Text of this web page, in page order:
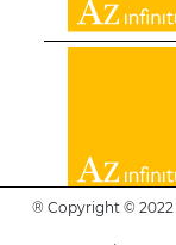
® Copyright © 2022